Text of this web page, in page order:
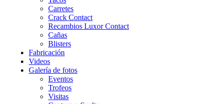
Carretes
Crack Contact
Recambios Luxor Contact
Cañas
Blisters
Fabricación
Videos
Galería de fotos
Eventos
Trofeos
Visitas